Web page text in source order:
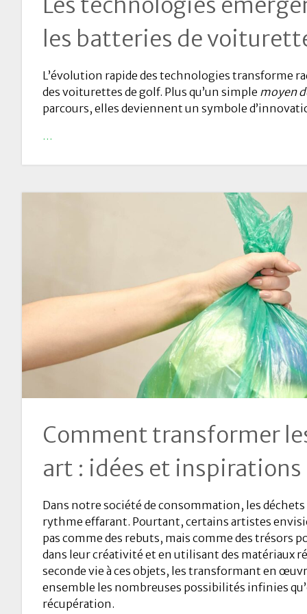
Les technologies
les batteries de
L’évolution rapide des technologies transforme
des voiturettes de golf. Plus qu’un simple moyen
parcours, elles deviennent un symbole
…
Comment transformer
art : idées et inspirations
Dans notre société de consommation, les déchets
rythme effarant. Pourtant, certains artistes
pas comme des rebuts, mais comme des trésors
dans leur créativité et en utilisant des matériaux
seconde vie à ces objets, les transformant en
ensemble les nombreuses possibilités infinies
récupération.